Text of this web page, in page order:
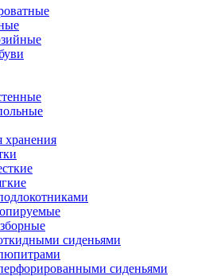
хранения
сиденьями
сиденьями